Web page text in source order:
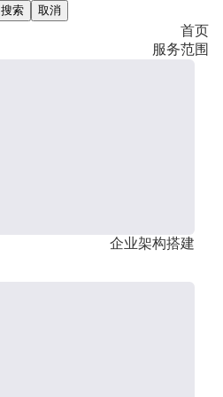
搜索 取消
首页
服务范围
企业架构搭建